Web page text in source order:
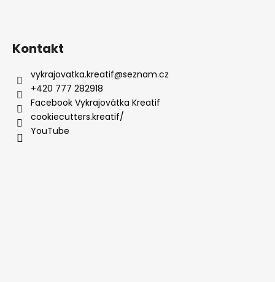
Kontakt
vykrajovatka.kreatif@seznam.cz
+420 777 282918
Facebook Vykrajovátka Kreatif
cookiecutters.kreatif/
YouTube